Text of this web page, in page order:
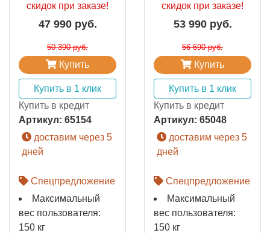
скидок при заказе!
47 990 руб.
50 390 руб.
Купить
Купить в 1 клик
Купить в кредит
Артикул: 65154
доставим через 5
дней
Спецпредложение
Максимальный
вес пользователя:
150 кг
скидок при заказе!
53 990 руб.
56 690 руб.
Купить
Купить в 1 клик
Купить в кредит
Артикул: 65048
доставим через 5
дней
Спецпредложение
Максимальный
вес пользователя:
150 кг